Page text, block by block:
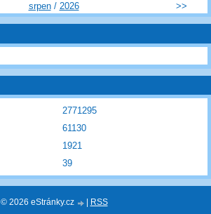
srpen/ 2026 >>
39
2771295
61130
1921
© 2026 eStránky.cz RSS